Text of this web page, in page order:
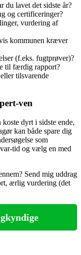
du lavet det sidste år?
og certificeringer?
vurdering af
kommunen kræver
(f.eks. fugtprøver)?
til færdig rapport?
tilsvarende
dyrt i sidste ende,
kan både spare dig
som
og vælg en med
Send mig uddrag
ærlig vurdering (det